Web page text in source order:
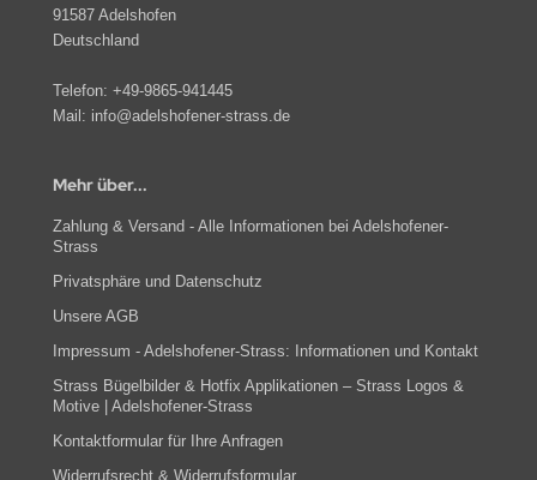
91587 Adelshofen
Deutschland
Telefon: +49-9865-941445
Mail: info@adelshofener-strass.de
Mehr über...
Zahlung & Versand - Alle Informationen bei Adelshofener-
Strass
Privatsphäre und Datenschutz
Unsere AGB
Impressum - Adelshofener-Strass: Informationen und Kontakt
Strass Bügelbilder & Hotfix Applikationen – Strass Logos &
Motive | Adelshofener-Strass
Kontaktformular für Ihre Anfragen
Widerrufsrecht & Widerrufsformular